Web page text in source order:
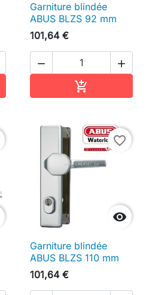
Garniture blindée
ABUS BLZS 92 mm
101,64 €
 


favorite_border
Garniture blindée
ABUS BLZS 110 mm
101,64 €